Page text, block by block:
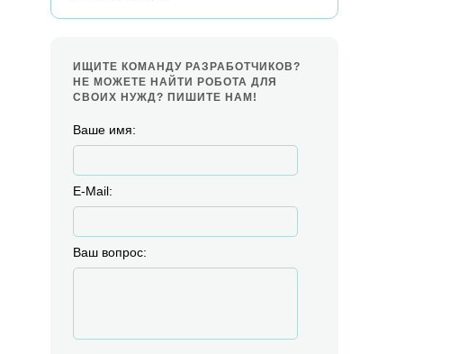
ИЩИТЕ КОМАНДУ РАЗРАБОТЧИКОВ?
НЕ МОЖЕТЕ НАЙТИ РОБОТА ДЛЯ
СВОИХ НУЖД? ПИШИТЕ НАМ!
Ваше имя:
E-Mail:
Ваш вопрос: